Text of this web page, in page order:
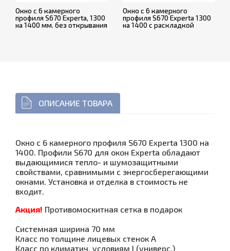
Окно с 6 камерного
профиля S670 Experta, 1300
на 1400 мм. без открывания
Окно с 6 камерного
профиля S670 Experta 1300
на 1400 с раскладкой
ОПИСАНИЕ ТОВАРА
Окно с 6 камерного профиля S670 Experta 1300 на
1400. Профили S670 для окон Experta обладают
выдающимися тепло- и шумозащитными
свойствами, сравнимыми с энергосберегающими
окнами. Установка и отделка в стоимость не
входит.
Акция! Противомоскитная сетка в подарок
Системная ширина 70 мм
Класс по толщине лицевых стенок A
Класс по климатич. условиям I (универс.)